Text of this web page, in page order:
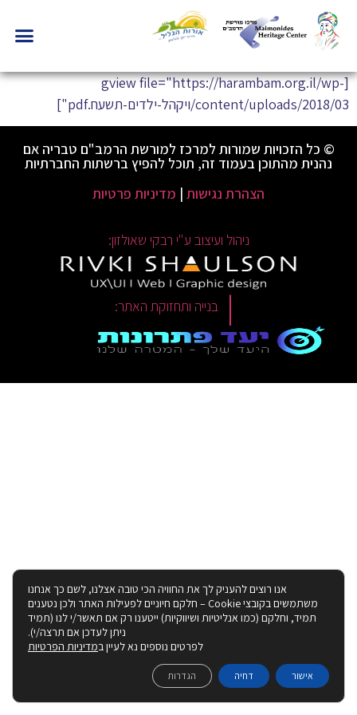
[gview file="https://harambam.org.il/wp-
content/uploads/2018/03/ויקהל-ילדים-תשעח.pdf"]
© כל הזכויות שמורות למרכז למורשת הרמב"ם טבריה אם
נהנית מהתוכן בעמוד זה, תוכל להפיץ ברשתות החברתיות
הצהרת נגישות | מדיניות פרטיות
ניהול ועיצוב ע"י רבקי שאולזון:
| בנייה ותחזוקת האתר:
אנו רוצים להעניק לך את החוויה הכי טובה אצלנו, לשם כך אנחנו
משתמשים בקובצי Cookie – חלקם חיוניים לפעילות האתר ולכן נטענים
תמיד, וחלקם (כמו אנליטיות ושיווקיות) ייטענו רק אם תאשר/י לנו (תמיד
ניתן לעדכן אם תרצה/י).
לפרטים נוספים נא לעיין במדיניות הפרטיות
אישור דחיה הגדרות